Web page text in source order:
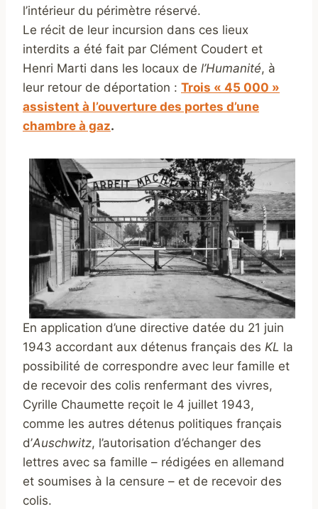
l’intérieur du périmètre réservé.
Le récit de leur incursion dans ces lieux
interdits a été fait par Clément Coudert et
Henri Marti dans les locaux de l’Humanité, à
leur retour de déportation : Trois « 45 000 »
assistent à l’ouverture des portes d’une
chambre à gaz.
En application d’une directive datée du 21 juin
1943 accordant aux détenus français des KL la
possibilité de correspondre avec leur famille et
de recevoir des colis renfermant des vivres,
Cyrille Chaumette reçoit le 4 juillet 1943,
comme les autres détenus politiques français
d’Auschwitz, l’autorisation d’échanger des
lettres avec sa famille – rédigées en allemand
et soumises à la censure – et de recevoir des
colis.